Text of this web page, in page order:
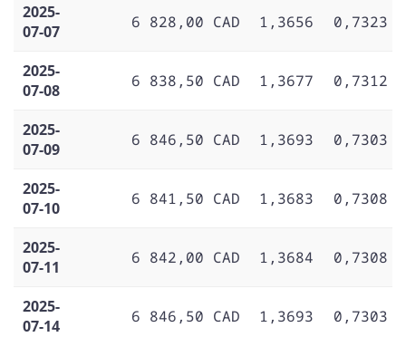
2025-
07-07
6 828,00 CAD 1,3656 0,7323
2025-
07-08
6 838,50 CAD 1,3677 0,7312
2025-
07-09
6 846,50 CAD 1,3693 0,7303
2025-
07-10
6 841,50 CAD 1,3683 0,7308
2025-
07-11
6 842,00 CAD 1,3684 0,7308
2025-
07-14
6 846,50 CAD 1,3693 0,7303